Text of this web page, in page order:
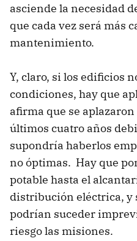
asciende la necesidad
que cada vez será más
mantenimiento.
Y, claro, si los edificios
condiciones, hay que
afirma que se
últimos cuatro años
supondría haberlos
no óptimas. Hay que
potable hasta el
distribución eléctrica, y
podrían suceder
riesgo las misiones.